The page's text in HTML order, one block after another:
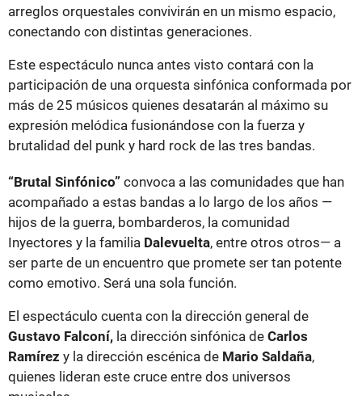
arreglos orquestales convivirán en un mismo espacio,
conectando con distintas generaciones.
Este espectáculo nunca antes visto contará con la
participación de una orquesta sinfónica conformada por
más de 25 músicos quienes desatarán al máximo su
expresión melódica fusionándose con la fuerza y
brutalidad del punk y hard rock de las tres bandas.
“Brutal Sinfónico” convoca a las comunidades que han
acompañado a estas bandas a lo largo de los años —
hijos de la guerra, bombarderos, la comunidad
Inyectores y la familia Dalevuelta, entre otros otros— a
ser parte de un encuentro que promete ser tan potente
como emotivo. Será una sola función.
El espectáculo cuenta con la dirección general de
Gustavo Falconí, la dirección sinfónica de Carlos
Ramírez y la dirección escénica de Mario Saldaña,
quienes lideran este cruce entre dos universos